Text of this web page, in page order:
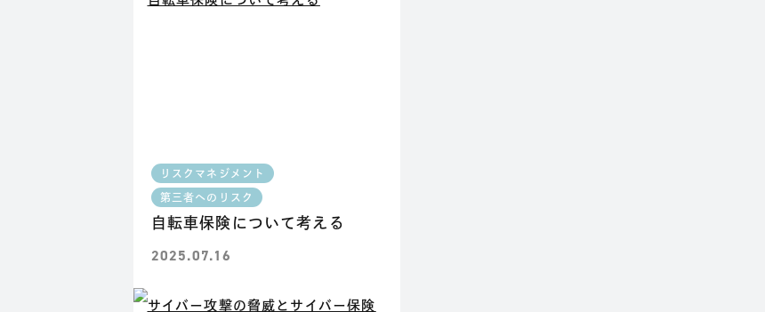
リスクマネジメント
第三者へのリスク
自転車保険について考える
2025.07.16